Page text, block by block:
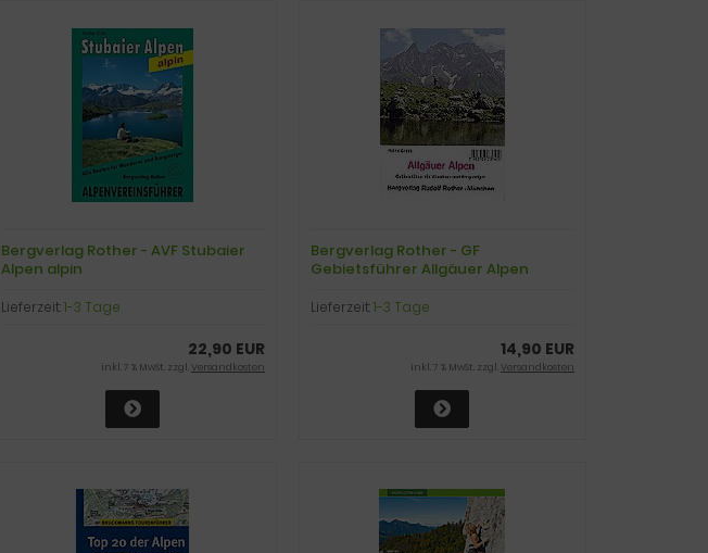
Bergverlag Rother - AVF Stubaier
Alpen alpin
Lieferzeit:1-3 Tage
22,90 EUR
inkl. 7 % MwSt. zzgl.Versandkosten
Bergverlag Rother - GF
Gebietsführer Allgäuer Alpen
Lieferzeit:1-3 Tage
14,90 EUR
inkl. 7 % MwSt. zzgl.Versandkosten